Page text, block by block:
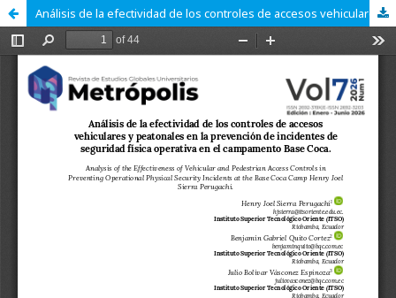
Análisis de la efectividad de los controles de accesos vehiculares y peatonales en la prevención de incidentes de seguridad física operativa en el campamento Base Coca.